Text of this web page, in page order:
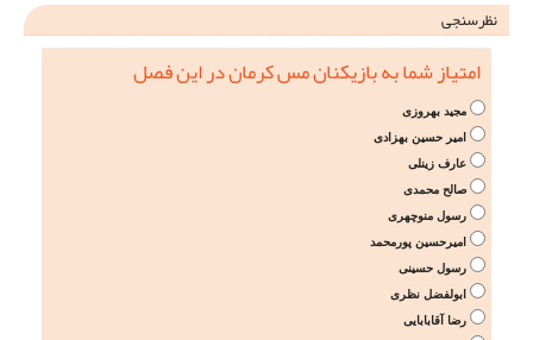
نظرسنجی
امتیاز شما به بازیکنان مس کرمان در این فصل
مجید بهروزی
امیر حسین بهزادی
عارف زینلی
صالح محمدی
رسول منوچهری
امیرحسین پورمحمد
رسول حسینی
ابولفضل نظری
رضا آقابابایی